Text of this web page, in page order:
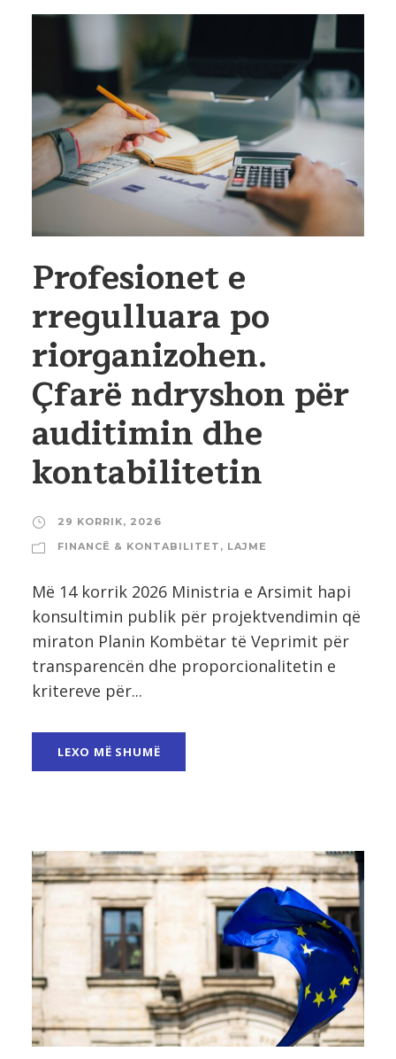
Profesionet e
rregulluara po
riorganizohen.
Çfarë ndryshon për
auditimin dhe
kontabilitetin
29 KORRIK, 2026
FINANCË & KONTABILITET , LAJME
Më 14 korrik 2026 Ministria e Arsimit hapi
konsultimin publik për projektvendimin që
miraton Planin Kombëtar të Veprimit për
transparencën dhe proporcionalitetin e
kritereve për...
LEXO MË SHUMË